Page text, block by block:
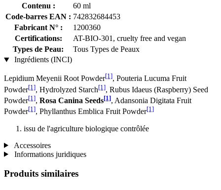
Contenu :
60 ml
Code-barres EAN : 742832684453
Fabricant N° :
1200360
Certifications:
AT-BIO-301, cruelty free and vegan
Types de Peau:
Tous Types de Peaux
Ingrédients (INCI)
Lepidium Meyenii Root Powder[1], Pouteria Lucuma Fruit
Powder[1], Hydrolyzed Starch[1], Rubus Idaeus (Raspberry) Seed
Powder[1], Rosa Canina Seeds[1], Adansonia Digitata Fruit
Powder[1], Phyllanthus Emblica Fruit Powder[1]
issu de l'agriculture biologique contrôlée
Accessoires
Informations juridiques
Produits similaires